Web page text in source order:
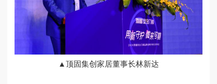
▲顶固集创家居董事长林新达